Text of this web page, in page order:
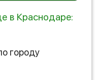
в Краснодаре:
городу